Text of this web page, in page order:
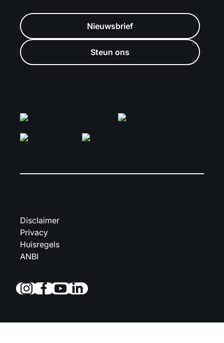
Nieuwsbrief
Steun ons
Disclaimer
Privacy
Huisregels
ANBI